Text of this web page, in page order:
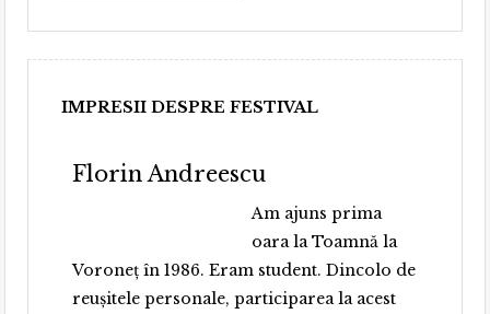
IMPRESII DESPRE FESTIVAL
Florin Andreescu
Am ajuns prima
oara la Toamnă la
Voroneț în 1986. Eram student. Dincolo de
reușitele personale, participarea la acest